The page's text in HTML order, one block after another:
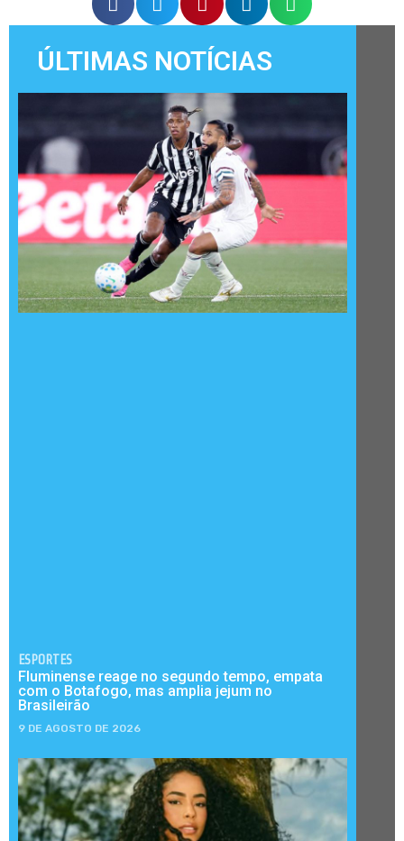
ÚLTIMAS NOTÍCIAS
ESPORTES
Fluminense reage no segundo tempo, empata
com o Botafogo, mas amplia jejum no
Brasileirão
9 DE AGOSTO DE 2026